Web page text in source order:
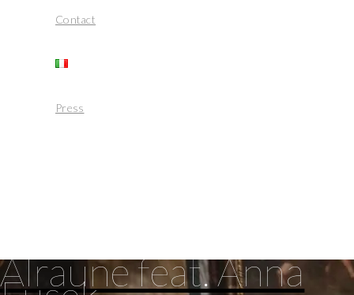
Contact
Press
Alraune feat. Anna